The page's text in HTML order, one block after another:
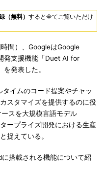
（無料） すると全てご覧いただけ
間）、GoogleはGoogle
発支援機能「Duet AI for
発表した。
イムのコード提案やチャッ
スタマイズを提供するのに役
スを大規模言語モデル
ープライズ開発における生産
捉えている。
搭載される機能について紹